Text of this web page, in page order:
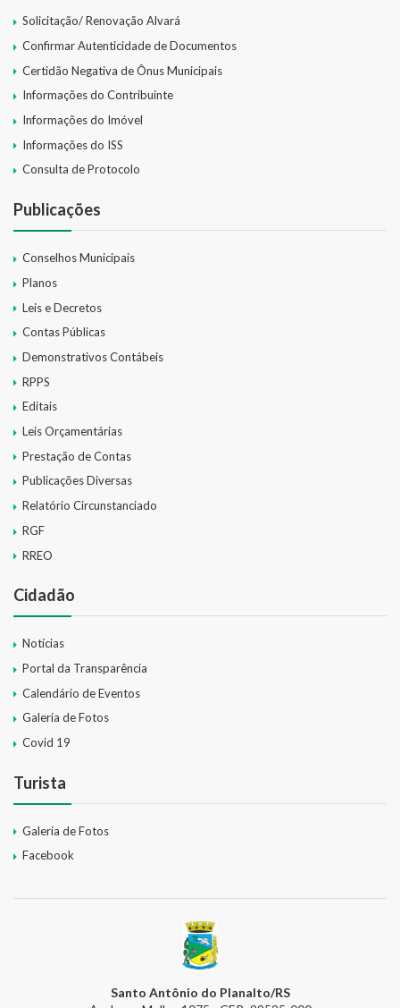
Solicitação/ Renovação Alvará
Confirmar Autenticidade de Documentos
Certidão Negativa de Ônus Municipais
Informações do Contribuinte
Informações do Imóvel
Informações do ISS
Consulta de Protocolo
Publicações
Conselhos Municipais
Planos
Leis e Decretos
Contas Públicas
Demonstrativos Contábeis
RPPS
Editais
Leis Orçamentárias
Prestação de Contas
Publicações Diversas
Relatório Circunstanciado
RGF
RREO
Cidadão
Notícias
Portal da Transparência
Calendário de Eventos
Galeria de Fotos
Covid 19
Turista
Galeria de Fotos
Facebook
Santo Antônio do Planalto/RS